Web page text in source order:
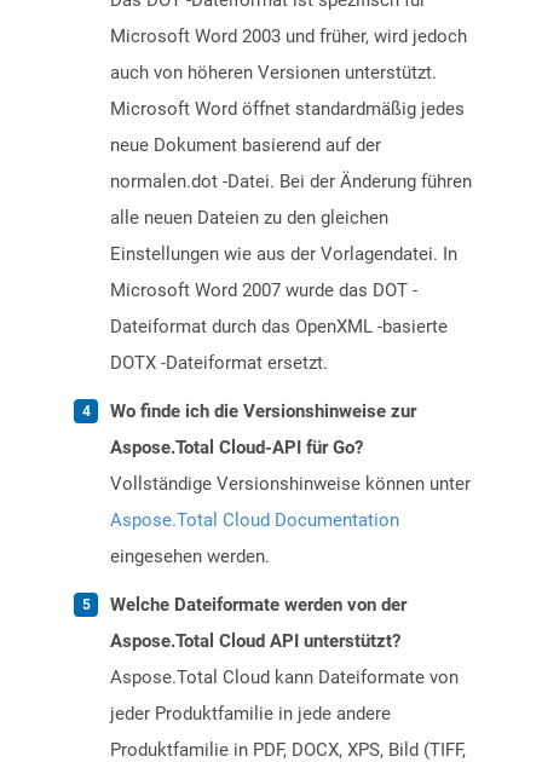
Microsoft Word 2003 und früher, wird jedoch
auch von höheren Versionen unterstützt.
Microsoft Word öffnet standardmäßig jedes
neue Dokument basierend auf der
normalen.dot -Datei. Bei der Änderung führen
alle neuen Dateien zu den gleichen
Einstellungen wie aus der Vorlagendatei. In
Microsoft Word 2007 wurde das DOT -
Dateiformat durch das OpenXML -basierte
DOTX -Dateiformat ersetzt.
Wo finde ich die Versionshinweise zur
Aspose.Total Cloud-API für Go?
Vollständige Versionshinweise können unter
Aspose.Total Cloud Documentation
eingesehen werden.
Welche Dateiformate werden von der
Aspose.Total Cloud API unterstützt?
Aspose.Total Cloud kann Dateiformate von
jeder Produktfamilie in jede andere
Produktfamilie in PDF, DOCX, XPS, Bild (TIFF,